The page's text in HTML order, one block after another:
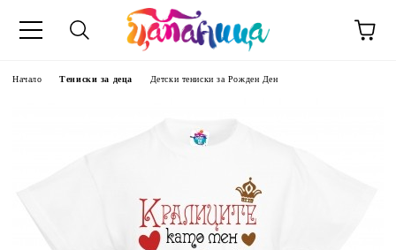
Начало Тениски за деца Детски тениски за Рожден Ден